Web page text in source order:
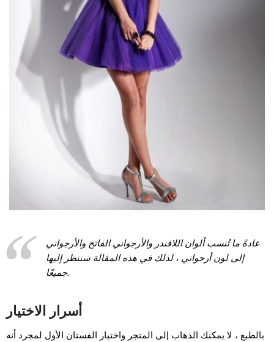
عادةً ما تُنسب ألوان اللافندر والأرجواني الفاتح والأرجواني
إلى لون أرجواني ، لذلك في هذه المقالة سننظر إليها
جميعًا.
أسرار الاختيار
بالطبع ، لا يمكنك الذهاب إلى المتجر واختيار الفستان الأول لمجرد أنه